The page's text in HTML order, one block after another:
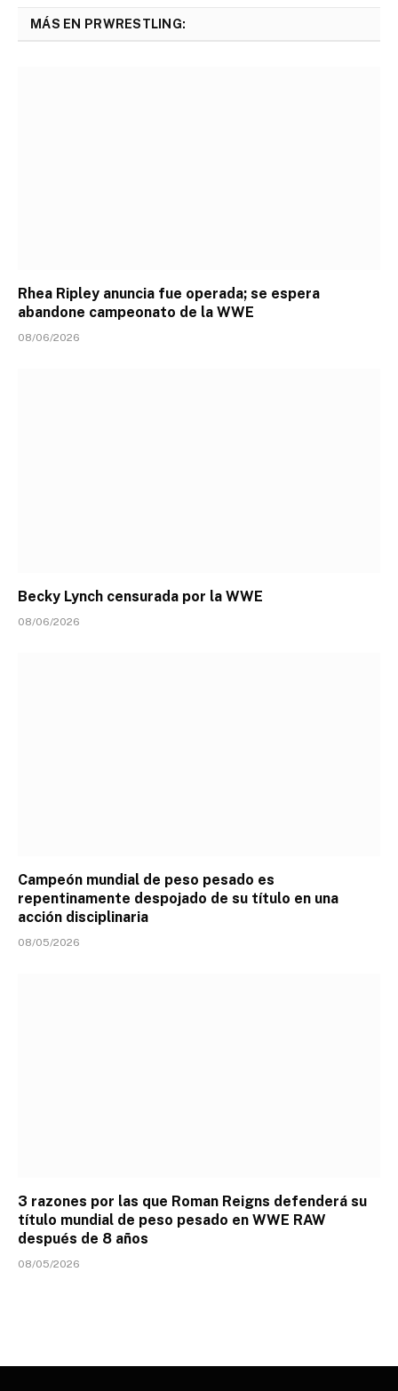
MÁS EN PRWRESTLING:
Rhea Ripley anuncia fue operada; se espera
abandone campeonato de la WWE
08/06/2026
Becky Lynch censurada por la WWE
08/06/2026
Campeón mundial de peso pesado es
repentinamente despojado de su título en una
acción disciplinaria
08/05/2026
3 razones por las que Roman Reigns defenderá su
título mundial de peso pesado en WWE RAW
después de 8 años
08/05/2026